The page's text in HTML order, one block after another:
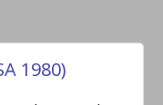
1980)